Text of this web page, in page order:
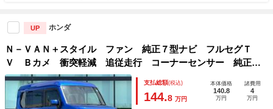
UP ホンダ
Ｎ－ＶＡＮ＋スタイル ファン 純正７型ナビ フルセグＴ
Ｖ Ｂカメ 衝突軽減 追従走行 コーナーセンサー 純正ホ
イールキャップ 純正フロアマット ビルトインＥＴＣ ドラ
レコ スペアキー Ａスト ＬＥＤヘッド フォグ オートラ
イト
支払総額(税込)
144.8 万円
本体価格
140.8
万円
諸費用
4
万円